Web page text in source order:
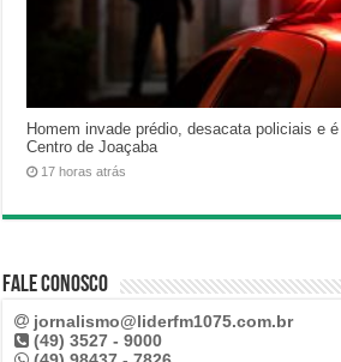
Homem invade prédio, desacata policiais e
Centro de Joaçaba
17 horas atrás
Fale Conosco
jornalismo@liderfm1075.com.br
(49) 3527 - 9000